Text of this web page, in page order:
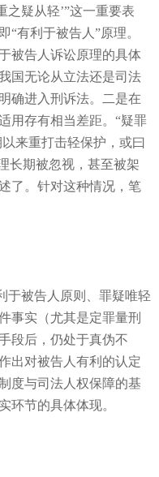
之疑从轻’”这一重要表
“有利于被告人”原理。
被告人诉讼原理的具体
国无论从立法还是司法
确进入刑诉法。二是在
用存有相当差距。“疑罪
来重打击轻保护，或曰
长期被忽视，甚至被架
了。针对这种情况，笔
被告人原则、罪疑唯轻
事实（尤其是定罪量刑
段后，仍处于真伪不
出对被告人有利的认定
度与司法人权保障的基
环节的具体体现。